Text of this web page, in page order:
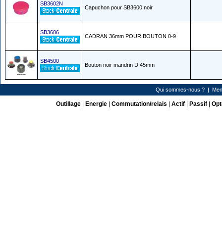
SB3602N
Capuchon pour SB3600 noir
SB3606
CADRAN 36mm POUR BOUTON 0-9
SB4500
Bouton noir mandrin D:45mm
Qui sommes-nous ? |
Outillage| Energie| Commutation/relais Actif| Passif|